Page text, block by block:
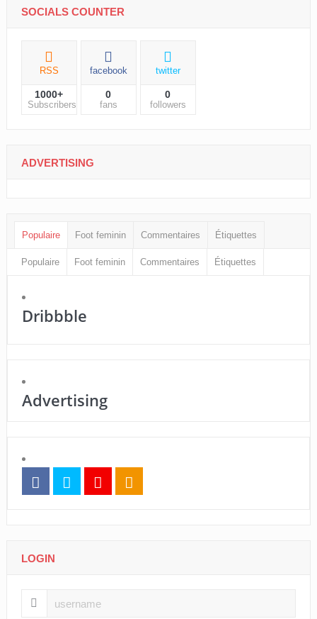
SOCIALS COUNTER
RSS
1000+
Subscribers
facebook
0
fans
twitter
0
followers
ADVERTISING
Populaire Foot feminin Commentaires Étiquettes
Populaire Foot feminin Commentaires Étiquettes
Dribbble
Advertising
LOGIN